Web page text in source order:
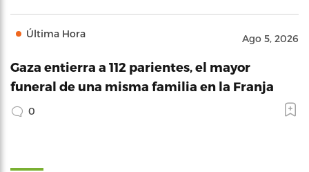
Última Hora Ago 5, 2026
Gaza entierra a 112 parientes, el mayor
funeral de una misma familia en la Franja
0